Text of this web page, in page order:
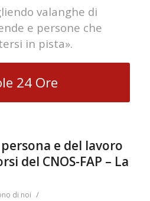
valanghe di
e persone che
in pista».
24 Ore
e del lavoro
del CNOS-FAP – La
di noi /